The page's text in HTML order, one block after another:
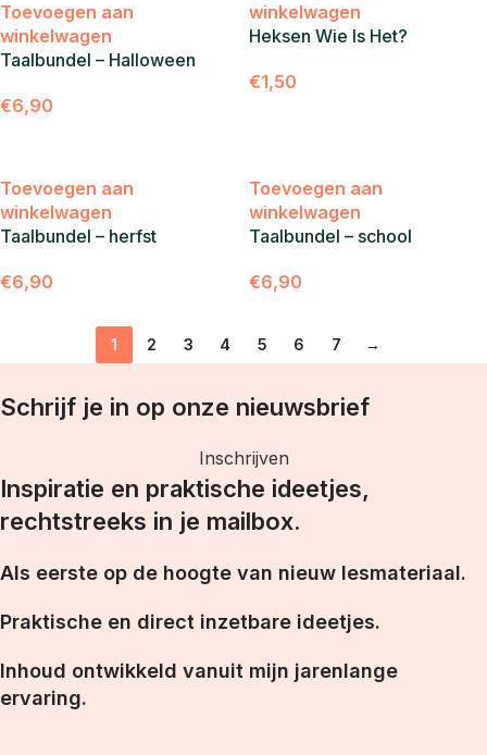
Toevoegen aan
winkelwagen
Taalbundel – Halloween
€6,90
winkelwagen
Heksen Wie Is Het?
€1,50
Toevoegen aan
winkelwagen
Taalbundel – herfst
€6,90
Toevoegen aan
winkelwagen
Taalbundel – school
€6,90
1 2 3 4 5 6 7 →
Schrijf je in op onze nieuwsbrief
Inschrijven
Inspiratie en praktische ideetjes,
rechtstreeks in je mailbox.
Als eerste op de hoogte van nieuw lesmateriaal.
Praktische en direct inzetbare ideetjes.
Inhoud ontwikkeld vanuit mijn jarenlange
ervaring.